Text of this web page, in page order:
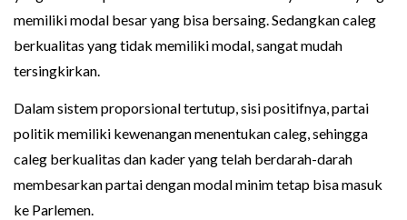
memiliki modal besar yang bisa bersaing. Sedangkan caleg
berkualitas yang tidak memiliki modal, sangat mudah
tersingkirkan.
Dalam sistem proporsional tertutup, sisi positifnya, partai
politik memiliki kewenangan menentukan caleg, sehingga
caleg berkualitas dan kader yang telah berdarah-darah
membesarkan partai dengan modal minim tetap bisa masuk
ke Parlemen.